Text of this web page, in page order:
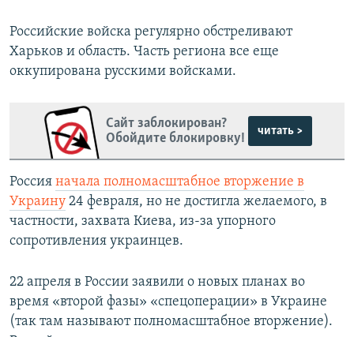
Российские войска регулярно обстреливают
Харьков и область. Часть региона все еще
оккупирована русскими войсками.
Сайт заблокирован?
Обойдите блокировку!
читать >
Россия начала полномасштабное вторжение в
Украину 24 февраля, но не достигла желаемого, в
частности, захвата Киева, из-за упорного
сопротивления украинцев.
22 апреля в России заявили о новых планах во
время «второй фазы» «спецоперации» в Украине
(так там называют полномасштабное вторжение).